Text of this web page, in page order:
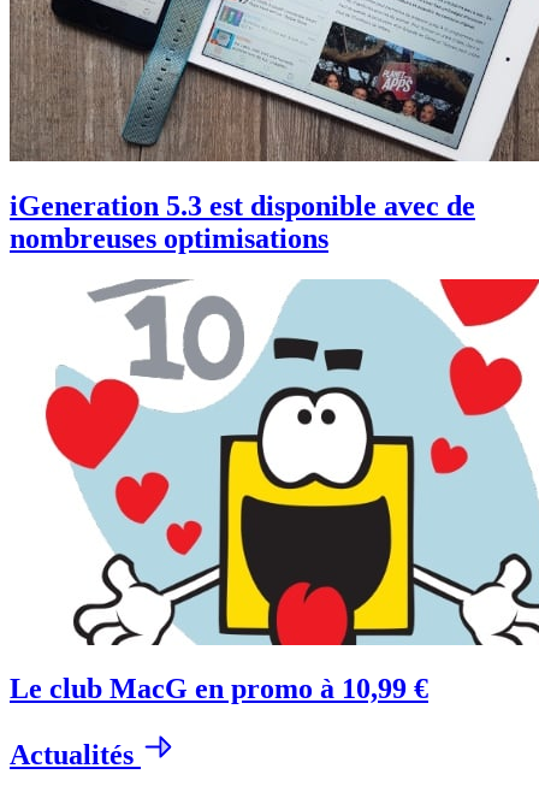
iGeneration 5.3 est disponible avec de
nombreuses optimisations
Le club MacG en promo à 10,99 €
Actualités